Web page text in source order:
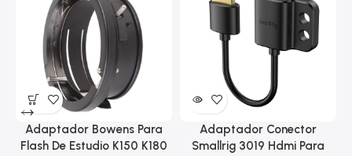
Adaptador Bowens Para
Flash De Estudio K150 K180
Adaptador Conector
Smallrig 3019 Hdmi Para